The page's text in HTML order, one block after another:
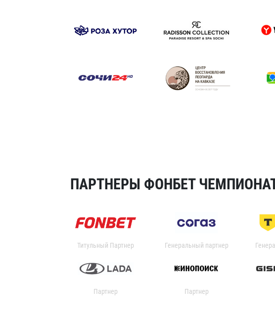
ПАРТНЕРЫ ФОНБЕТ
Титульный Партнер Генеральный партнер
Партнер Партнер